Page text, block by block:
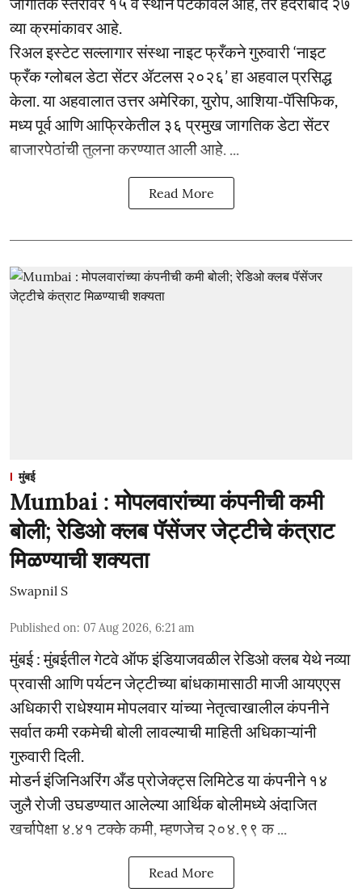
व्या क्रमांकावर आहे.
रिअल इस्टेट सल्लागार संस्था नाइट फ्रँकने गुरुवारी ‘नाइट
फ्रँक ग्लोबल डेटा सेंटर ॲटलस २०२६’ हा अहवाल प्रसिद्ध
केला. या अहवालात उत्तर अमेरिका, युरोप, आशिया-पॅसिफिक,
मध्य पूर्व आणि आफ्रिकेतील ३६ प्रमुख जागतिक डेटा सेंटर
बाजारपेठांची तुलना करण्यात आली आहे. ...
Read More
मुंबई
Mumbai : मोपलवारांच्या कंपनीची कमी
बोली; रेडिओ क्लब पॅसेंजर जेट्टीचे कंत्राट
मिळण्याची शक्यता
Swapnil S
Published on: 07 Aug 2026, 6:21 am
मुंबई : मुंबईतील गेटवे ऑफ इंडियाजवळील रेडिओ क्लब येथे नव्या
प्रवासी आणि पर्यटन जेट्टीच्या बांधकामासाठी माजी आयएएस
अधिकारी राधेश्याम मोपलवार यांच्या नेतृत्वाखालील कंपनीने
सर्वात कमी रकमेची बोली लावल्याची माहिती अधिकाऱ्यांनी
गुरुवारी दिली.
मोडर्न इंजिनिअरिंग अँड प्रोजेक्ट्स लिमिटेड या कंपनीने १४
जुलै रोजी उघडण्यात आलेल्या आर्थिक बोलीमध्ये अंदाजित
खर्चापेक्षा ४.४१ टक्के कमी, म्हणजेच २०४.९९ क ...
Read More